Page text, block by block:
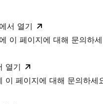
서 열기
이 페이지에 대해 문의하
열기
이 페이지에 대해 문의하세